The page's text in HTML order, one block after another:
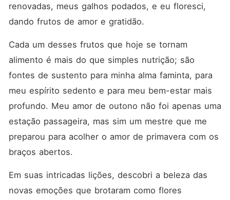
renovadas, meus galhos podados, e eu floresci,
dando frutos de amor e gratidão.
Cada um desses frutos que hoje se tornam
alimento é mais do que simples nutrição; são
fontes de sustento para minha alma faminta, para
meu espírito sedento e para meu bem-estar mais
profundo. Meu amor de outono não foi apenas uma
estação passageira, mas sim um mestre que me
preparou para acolher o amor de primavera com os
braços abertos.
Em suas intricadas lições, descobri a beleza das
novas emoções que brotaram como flores